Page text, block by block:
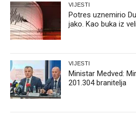
VIJESTI
Potres uznemirio
jako. Kao buka iz
VIJESTI
Ministar Medved:
201.304 branitelja